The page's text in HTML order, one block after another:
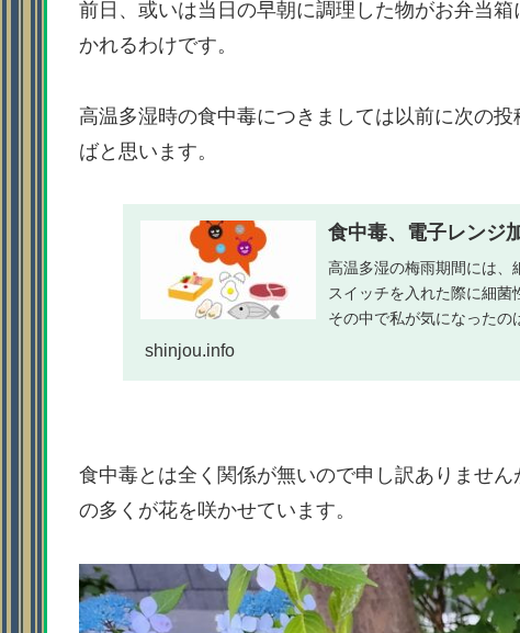
前日、或いは当日の早朝に調理した物がお弁当
かれるわけです。
高温多湿時の食中毒につきましては以前に次の
ばと思います。
食中毒、電子レンジ
高温多湿の梅雨期間には、
スイッチを入れた際に細菌
その中で私が気になったの
shinjou.info
食中毒とは全く関係が無いので申し訳ありませ
の多くが花を咲かせています。